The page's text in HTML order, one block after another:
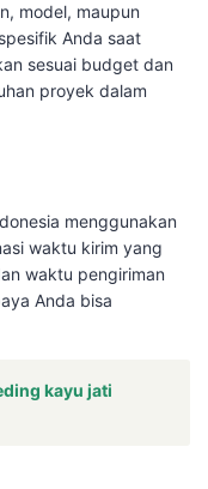
model, maupun
Anda saat
sesuai budget dan
proyek dalam
menggunakan
waktu kirim yang
waktu pengiriman
Anda bisa
kayu jati